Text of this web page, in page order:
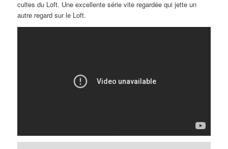
cultes du Loft. Une excellente série vite regardée qui jette un
autre regard sur le Loft.